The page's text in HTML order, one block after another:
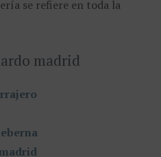
se refiere en toda la
madrid